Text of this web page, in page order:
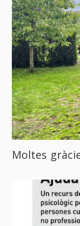
Moltes